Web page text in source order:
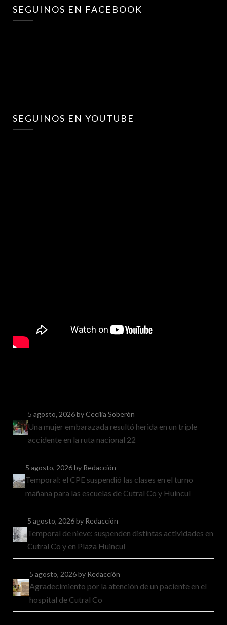
SEGUINOS EN FACEBOOK
SEGUINOS EN YOUTUBE
5 agosto, 2026by Cecilia Soberón
Una mujer embarazada resultó herida en un triple
accidente en la ruta nacional 22
5 agosto, 2026by Redacción
Temporal: el CPE suspendió las clases en el turno
mañana para las escuelas de Cutral Co y Huincul
5 agosto, 2026by Redacción
Temporal de nieve: suspenden distintas actividades en
Cutral Co y en Plaza Huincul
5 agosto, 2026by Redacción
Agradecimiento por la atención de un paciente en el
hospital de Cutral Co